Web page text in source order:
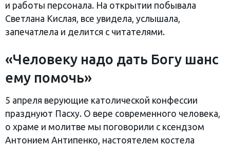
и работы персонала. На открытии побывала
Светлана Кислая, все увидела, услышала,
запечатлела и делится с читателями.
«Человеку надо дать Богу шанс
ему помочь»
5 апреля верующие католической конфессии
празднуют Пасху. О вере современного человека,
о храме и молитве мы поговорили с ксендзом
Антонием Антипенко, настоятелем костела